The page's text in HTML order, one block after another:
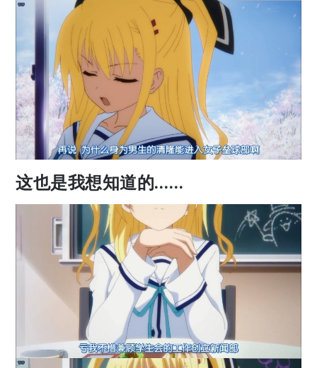
这也是我想知道的……